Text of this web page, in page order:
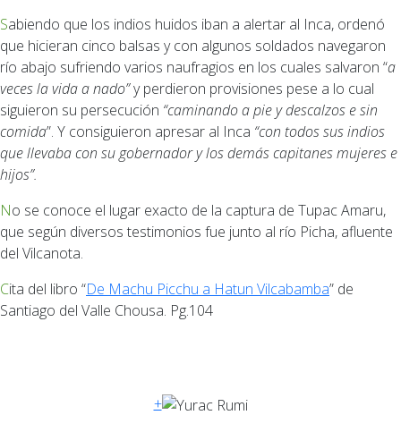
Sabiendo que los indios huidos iban a alertar al Inca, ordenó
que hicieran cinco balsas y con algunos soldados navegaron
río abajo sufriendo varios naufragios en los cuales salvaron “a
veces la vida a nado”y perdieron provisiones pese a lo cual
siguieron su persecución “caminando a pie y descalzos e sin
comida”. Y consiguieron apresar al Inca “con todos sus indios
que llevaba con su gobernador y los demás capitanes mujeres e
hijos”.
No se conoce el lugar exacto de la captura de Tupac Amaru,
que según diversos testimonios fue junto al río Picha, afluente
del Vilcanota.
Cita del libro “De Machu Picchu a Hatun Vilcabamba” de
Santiago del Valle Chousa. Pg.104
+